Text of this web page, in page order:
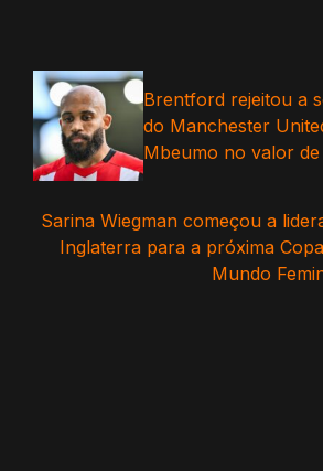
Brentford rejeitou a
do Manchester
Mbeumo no valor
Sarina Wiegman começou a
Inglaterra para a próxima
Mundo